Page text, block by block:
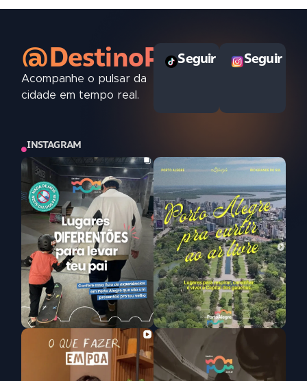
@DestinoPOAoficial
Acompanhe o pulsar da
cidade em tempo real.
Seguir Seguir
INSTAGRAM